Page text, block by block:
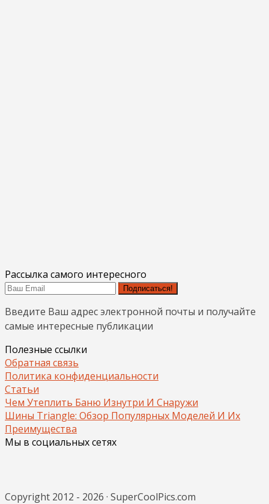
Рассылка самого интересного
Подписаться!
Введите Ваш адрес электронной почты и получайте
самые интересные публикации
Полезные ссылки
Обратная связь
Политика конфиденциальности
Статьи
Чем Утеплить Баню Изнутри И Снаружи
Шины Triangle: Обзор Популярных Моделей И Их
Преимущества
Мы в социальных сетях
Copyright 2012 - 2026 · SuperCoolPics.com